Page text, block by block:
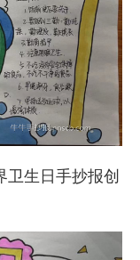
生日手抄报创